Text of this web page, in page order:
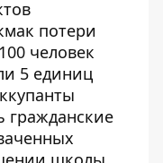
потери
человек
5 единиц
гражданские